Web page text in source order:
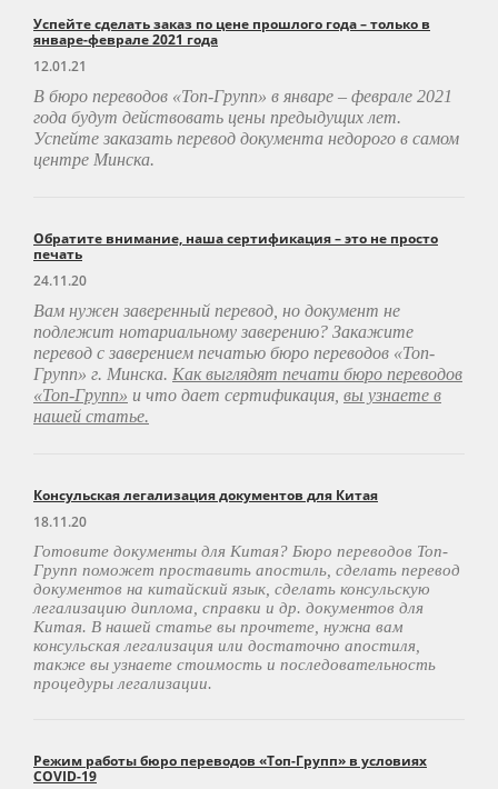
Успейте сделать заказ по цене прошлого года – только в
январе-феврале 2021 года
12.01.21
В бюро переводов «Топ-Групп» в январе – феврале 2021
года будут действовать цены предыдущих лет.
Успейте заказать перевод документа недорого в самом
центре Минска.
Обратите внимание, наша сертификация – это не просто
печать
24.11.20
Вам нужен заверенный перевод, но документ не
подлежит нотариальному заверению? Закажите
перевод с заверением печатью бюро переводов «Топ-
Групп» г. Минска. Как выглядят печати бюро переводов
«Топ-Групп» и что дает сертификация, вы узнаете в
нашей статье.
Консульская легализация документов для Китая
18.11.20
Готовите документы для Китая? Бюро переводов Топ-
Групп поможет проставить апостиль, сделать перевод
документов на китайский язык, сделать консульскую
легализацию диплома, справки и др. документов для
Китая. В нашей статье вы прочтете, нужна вам
консульская легализация или достаточно апостиля,
также вы узнаете стоимость и последовательность
процедуры легализации.
Режим работы бюро переводов «Топ-Групп» в условиях
COVID-19